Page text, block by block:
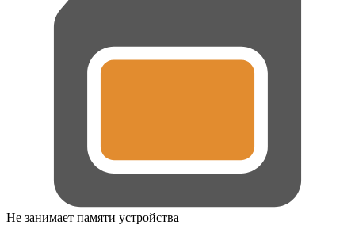
Не занимает памяти устройства